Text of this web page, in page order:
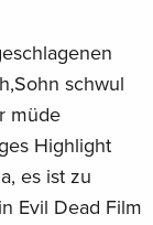
schwul
müde
Highlight
es ist zu
Evil Dead Film